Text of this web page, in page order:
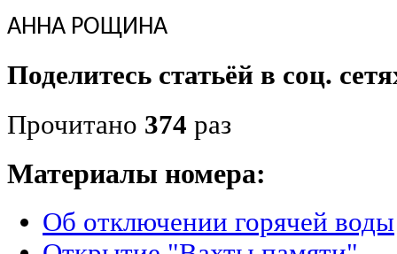
АННА РОЩИНА
Поделитесь статьёй в соц.
Прочитано 374 раз
Материалы номера:
Об отключении горячей воды